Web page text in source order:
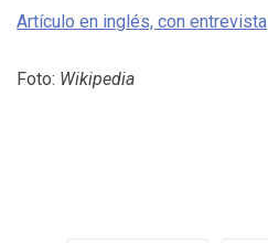
Artículo en inglés, con entrevista
Foto: Wikipedia